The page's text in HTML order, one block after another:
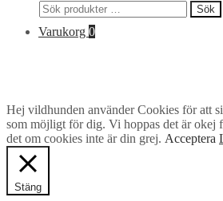
Sök
efter:
Sök
Varukorg 0
Hej vildhunden använder Cookies för att
som möjligt för dig. Vi hoppas det är okej
det om cookies inte är din grej. Acceptera
Stäng